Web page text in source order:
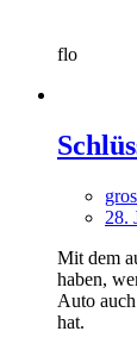
flo
28.
Mit dem
haben,
Auto
hat.